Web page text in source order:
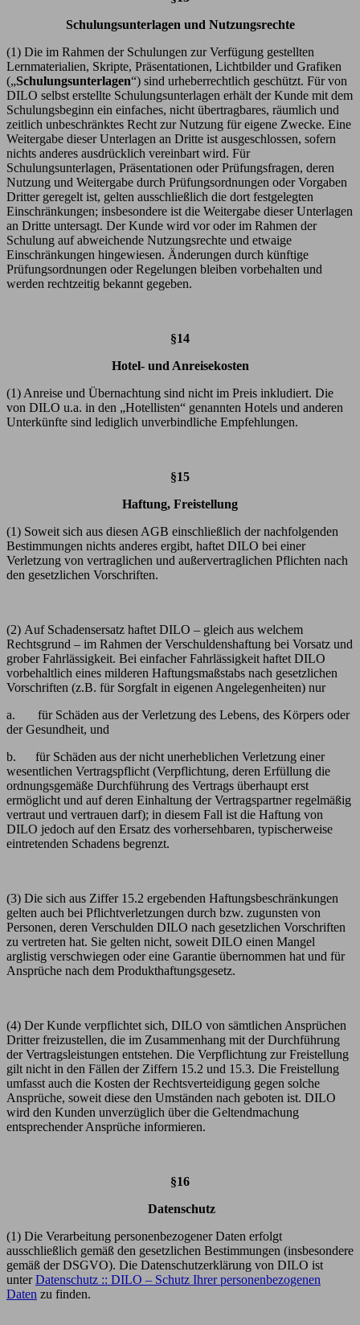
Schulungsunterlagen und Nutzungsrechte
(1) Die im Rahmen der Schulungen zur Verfügung gestellten
Lernmaterialien, Skripte, Präsentationen, Lichtbilder und Grafiken
(„Schulungsunterlagen“) sind urheberrechtlich geschützt. Für von
DILO selbst erstellte Schulungsunterlagen erhält der Kunde mit dem
Schulungsbeginn ein einfaches, nicht übertragbares, räumlich und
zeitlich unbeschränktes Recht zur Nutzung für eigene Zwecke. Eine
Weitergabe dieser Unterlagen an Dritte ist ausgeschlossen, sofern
nichts anderes ausdrücklich vereinbart wird. Für
Schulungsunterlagen, Präsentationen oder Prüfungsfragen, deren
Nutzung und Weitergabe durch Prüfungsordnungen oder Vorgaben
Dritter geregelt ist, gelten ausschließlich die dort festgelegten
Einschränkungen; insbesondere ist die Weitergabe dieser Unterlagen
an Dritte untersagt. Der Kunde wird vor oder im Rahmen der
Schulung auf abweichende Nutzungsrechte und etwaige
Einschränkungen hingewiesen. Änderungen durch künftige
Prüfungsordnungen oder Regelungen bleiben vorbehalten und
werden rechtzeitig bekannt gegeben.
§14
Hotel- und Anreisekosten
(1) Anreise und Übernachtung sind nicht im Preis inkludiert. Die
von DILO u.a. in den „Hotellisten“ genannten Hotels und anderen
Unterkünfte sind lediglich unverbindliche Empfehlungen.
§15
Haftung, Freistellung
(1) Soweit sich aus diesen AGB einschließlich der nachfolgenden
Bestimmungen nichts anderes ergibt, haftet DILO bei einer
Verletzung von vertraglichen und außervertraglichen Pflichten nach
den gesetzlichen Vorschriften.
(2) Auf Schadensersatz haftet DILO – gleich aus welchem
Rechtsgrund – im Rahmen der Verschuldenshaftung bei Vorsatz und
grober Fahrlässigkeit. Bei einfacher Fahrlässigkeit haftet DILO
vorbehaltlich eines milderen Haftungsmaßstabs nach gesetzlichen
Vorschriften (z.B. für Sorgfalt in eigenen Angelegenheiten) nur
a. für Schäden aus der Verletzung des Lebens, des Körpers oder
der Gesundheit, und
b. für Schäden aus der nicht unerheblichen Verletzung einer
wesentlichen Vertragspflicht (Verpflichtung, deren Erfüllung die
ordnungsgemäße Durchführung des Vertrags überhaupt erst
ermöglicht und auf deren Einhaltung der Vertragspartner regelmäßig
vertraut und vertrauen darf); in diesem Fall ist die Haftung von
DILO jedoch auf den Ersatz des vorhersehbaren, typischerweise
eintretenden Schadens begrenzt.
(3) Die sich aus Ziffer 15.2 ergebenden Haftungsbeschränkungen
gelten auch bei Pflichtverletzungen durch bzw. zugunsten von
Personen, deren Verschulden DILO nach gesetzlichen Vorschriften
zu vertreten hat. Sie gelten nicht, soweit DILO einen Mangel
arglistig verschwiegen oder eine Garantie übernommen hat und für
Ansprüche nach dem Produkthaftungsgesetz.
(4) Der Kunde verpflichtet sich, DILO von sämtlichen Ansprüchen
Dritter freizustellen, die im Zusammenhang mit der Durchführung
der Vertragsleistungen entstehen. Die Verpflichtung zur Freistellung
gilt nicht in den Fällen der Ziffern 15.2 und 15.3. Die Freistellung
umfasst auch die Kosten der Rechtsverteidigung gegen solche
Ansprüche, soweit diese den Umständen nach geboten ist. DILO
wird den Kunden unverzüglich über die Geltendmachung
entsprechender Ansprüche informieren.
§16
Datenschutz
(1) Die Verarbeitung personenbezogener Daten erfolgt
ausschließlich gemäß den gesetzlichen Bestimmungen (insbesondere
gemäß der DSGVO). Die Datenschutzerklärung von DILO ist
unterDatenschutz :: DILO – Schutz Ihrer personenbezogenen
Daten zu finden.